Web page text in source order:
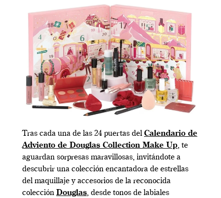
Tras cada una de las 24 puertas del Calendario de
Adviento de Douglas Collection Make Up, te
aguardan sorpresas maravillosas, invitándote a
descubrir una colección encantadora de estrellas
del maquillaje y accesorios de la reconocida
colección Douglas, desde tonos de labiales